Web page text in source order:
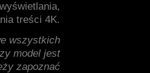
treści 4K.
wszystkich
model jest
zapoznać